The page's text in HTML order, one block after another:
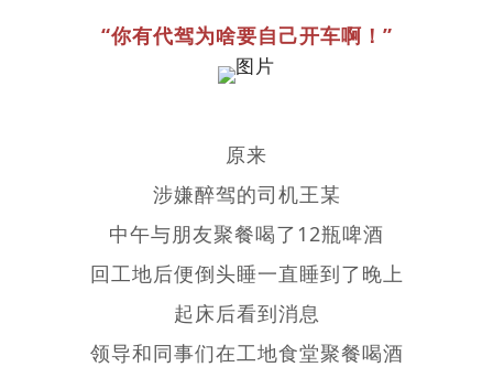
“你有代驾为啥要自己开车啊！”
原来
涉嫌醉驾的司机王某
中午与朋友聚餐喝了12瓶啤酒
回工地后便倒头睡一直睡到了晚上
起床后看到消息
领导和同事们在工地食堂聚餐喝酒